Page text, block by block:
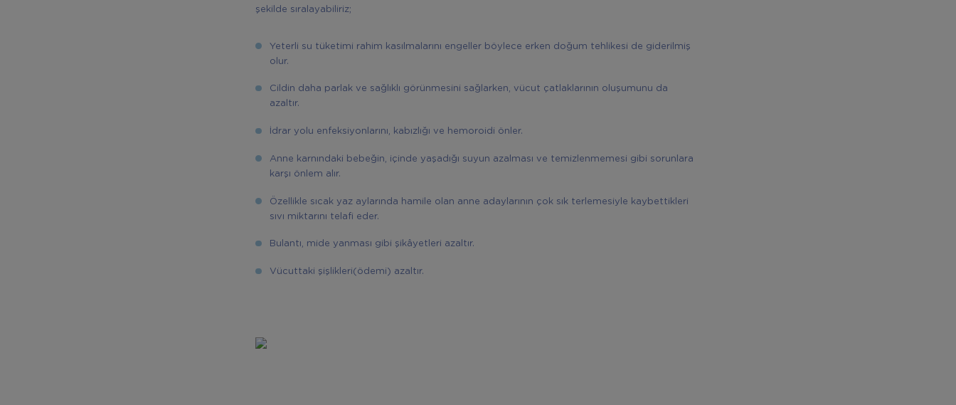
şekilde sıralayabiliriz;
Yeterli su tüketimi rahim kasılmalarını engeller böylece erken doğum tehlikesi de giderilmiş
olur.
Cildin daha parlak ve sağlıklı görünmesini sağlarken, vücut çatlaklarının oluşumunu da
azaltır.
İdrar yolu enfeksiyonlarını, kabızlığı ve hemoroidi önler.
Anne karnındaki bebeğin, içinde yaşadığı suyun azalması ve temizlenmemesi gibi sorunlara
karşı önlem alır.
Özellikle sıcak yaz aylarında hamile olan anne adaylarının çok sık terlemesiyle kaybettikleri
sıvı miktarını telafi eder.
Bulantı, mide yanması gibi şikâyetleri azaltır.
Vücuttaki şişlikleri(ödemi) azaltır.